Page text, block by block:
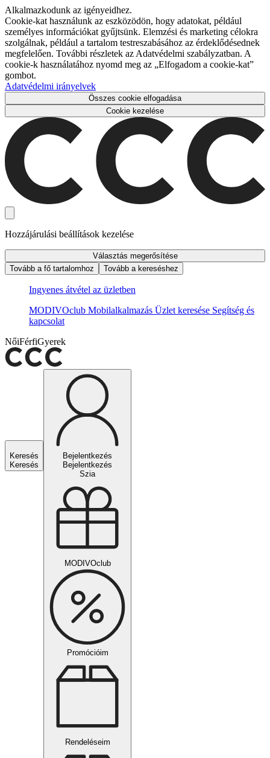
Alkalmazkodunk az igényeidhez.
Cookie-kat használunk az eszközödön, hogy adatokat, például
személyes információkat gyűjtsünk. Elemzési és marketing célokra
szolgálnak, például a tartalom testreszabásához az érdeklődésednek
megfelelően. További részletek az Adatvédelmi szabályzatban. A
cookie-k használatához nyomd meg az „Elfogadom a cookie-kat”
gombot.
Adatvédelmi irányelvek
Összes cookie elfogadása
Cookie kezelése
Hozzájárulási beállítások kezelése
Választás megerősítése
Tovább a fő tartalomhoz
Tovább a kereséshez
Ingyenes átvétel az üzletben
MODIVOclub Mobilalkalmazás Üzlet keresése Segítség és
kapcsolat
NőiFérfiGyerek
Keresés
Keresés
Bejelentkezés
Bejelentkezés
Szia
MODIVOclub
Promócióim
Rendeléseim